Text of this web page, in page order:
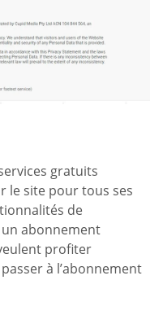
gratuits
le site pour tous ses
de
abonnement
profiter
à l’abonnement